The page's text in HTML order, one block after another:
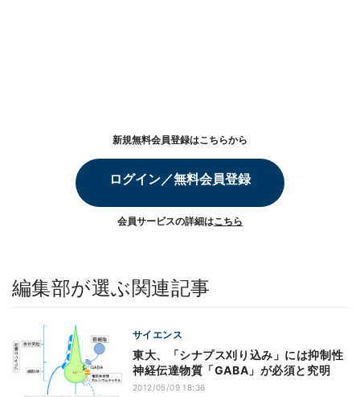
新規無料会員登録はこちらから
ログイン／無料会員登録
会員サービスの詳細はこちら
編集部が選ぶ関連記事
サイエンス
東大、「シナプス刈り込み」には抑制性
神経伝達物質「GABA」が必須と究明
2012/05/09 18:36